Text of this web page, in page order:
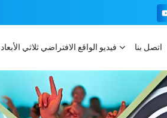
فيديو الواقع الافتراضي ثلاثي الأبعاد اتصل بنا